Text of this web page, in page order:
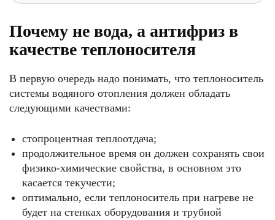
Почему не вода, а антифриз в
качестве теплоносителя
В первую очередь надо понимать, что теплоноситель
системы водяного отопления должен обладать
следующими качествами:
стопроцентная теплоотдача;
продолжительное время он должен сохранять свои
физико-химические свойства, в основном это
касается текучести;
оптимально, если теплоноситель при нагреве не
будет на стенках оборудования и трубной